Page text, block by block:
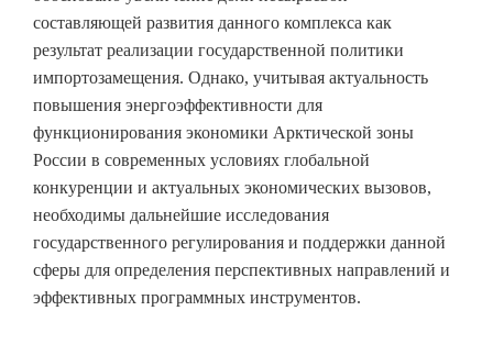
составляющей развития данного комплекса как
результат реализации государственной политики
импортозамещения. Однако, учитывая актуальность
повышения энергоэффективности для
функционирования экономики Арктической зоны
России в современных условиях глобальной
конкуренции и актуальных экономических вызовов,
необходимы дальнейшие исследования
государственного регулирования и поддержки данной
сферы для определения перспективных направлений и
эффективных программных инструментов.